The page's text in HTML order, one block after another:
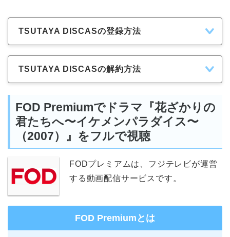
TSUTAYA DISCASの登録方法
TSUTAYA DISCASの解約方法
FOD Premiumでドラマ『花ざかりの
君たちへ〜イケメンパラダイス〜
（2007）』をフルで視聴
FODプレミアムは、フジテレビが運営
する動画配信サービスです。
FOD Premiumとは